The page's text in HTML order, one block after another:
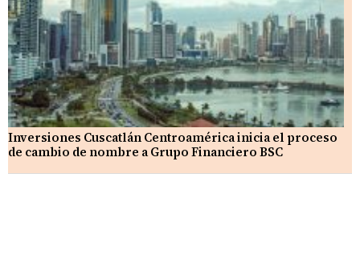
Inversiones Cuscatlán Centroamérica inicia el proceso
de cambio de nombre a Grupo Financiero BSC